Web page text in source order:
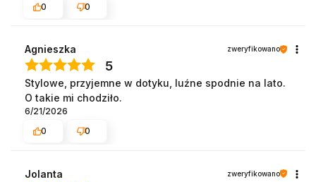
0
0
Agnieszka zweryfikowano
5
Stylowe, przyjemne w dotyku, luźne spodnie na lato.
O takie mi chodziło.
6/21/2026
0
0
Jolanta zweryfikowano